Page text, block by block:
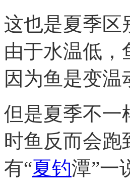
这也是夏季区
由于水温低，
因为鱼是变
但是夏季不一
时鱼反而会跑
有“夏钓潭”一